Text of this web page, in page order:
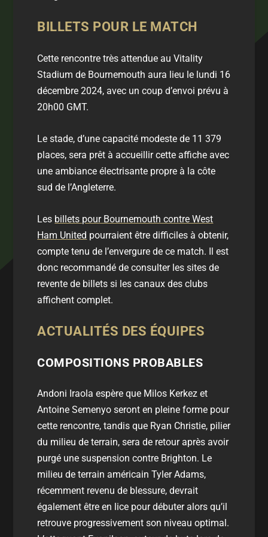
BILLETS POUR LE MATCH
Cette rencontre très attendue au Vitality
Stadium de Bournemouth aura lieu le lundi 16
décembre 2024, avec un coup d’envoi prévu à
20h00 GMT.
Le stade, d’une capacité modeste de 11 379
places, sera prêt à accueillir cette affiche avec
une ambiance électrisante propre à la côte
sud de l’Angleterre.
Les billets pour Bournemouth contre West
Ham United pourraient être difficiles à obtenir,
compte tenu de l’envergure de ce match. Il est
donc recommandé de consulter les sites de
revente de billets si les canaux des clubs
affichent complet.
ACTUALITÉS DES ÉQUIPES
COMPOSITIONS PROBABLES
Andoni Iraola espère que Milos Kerkez et
Antoine Semenyo seront en pleine forme pour
cette rencontre, tandis que Ryan Christie, pilier
du milieu de terrain, sera de retour après avoir
purgé une suspension contre Brighton. Le
milieu de terrain américain Tyler Adams,
récemment revenu de blessure, devrait
également être en lice pour débuter alors qu’il
retrouve progressivement son niveau optimal.